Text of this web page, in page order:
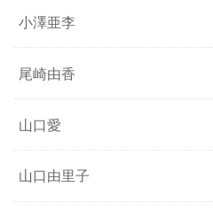
小澤亜李
尾崎由香
山口愛
山口由里子